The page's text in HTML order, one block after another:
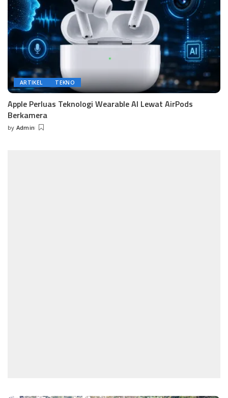
ARTIKEL TEKNO
Apple Perluas Teknologi Wearable AI Lewat AirPods
Berkamera
Posted
by Admin